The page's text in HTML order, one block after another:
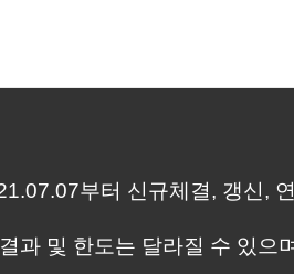
부터 신규체결, 갱신,
과 및 한도는 달라질 수 있으